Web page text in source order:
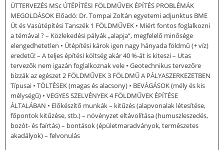
ÚTTERVEZÉS MSc ÚTÉPÍTÉSI FÖLDMŰVEK ÉPÍTÉS PROBLÉMÁK
MEGOLDÁSOK Előadó: Dr. Tompai Zoltán egyetemi adjunktus BME
Út és Vasútépítési Tanszék 1 FÖLDMŰVEK • Miért fontos foglalkozni
a témával ? – Közlekedési pályák „alapja”, megfelelő minősége
elengedhetetlen • Útépítési károk igen nagy hányada földmű (+ víz)
eredetű! – A teljes építési költség akár 40 %-át is kiteszi – Utas
tervezők nem igazán foglalkoznak vele • Geotechnikus tervezőre
bízzák az egészet 2 FÖLDMŰVEK 3 FÖLDMŰ A PÁLYASZERKEZETBEN
Típusai • TÖLTÉSEK (magas és alacsony) • BEVÁGÁSOK (mély és kis
mélységű) • VEGYES SZELVÉNYEK 4 FÖLDMŰVEK ÉPÍTÉSE
ÁLTALÁBAN • Előkészítő munkák – kitűzés (alapvonalak létesítése,
főpontok kitűzése, stb.) – növényzet eltávolítása (humuszleszedés,
bozót- és faírtás) – bontások (épületmaradványok, természetes
akadályok) – felvonulás